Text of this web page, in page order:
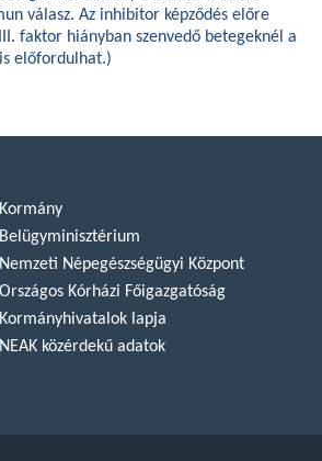
válasz. Az inhibitor képződés előre
faktor hiányban szenvedő betegeknél a
előfordulhat.)
Kormány
Belügyminisztérium
Nemzeti Népegészségügyi Központ
Országos Kórházi Főigazgatóság
Kormányhivatalok lapja
NEAK közérdekű adatok